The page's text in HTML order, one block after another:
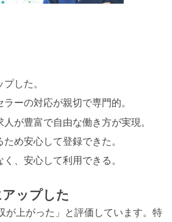
した。
ーの対応が親切で専門的。
が豊富で自由な働き方が実現。
め安心して登録できた。
、安心して利用できる。
ップした
が上がった」と評価しています。特